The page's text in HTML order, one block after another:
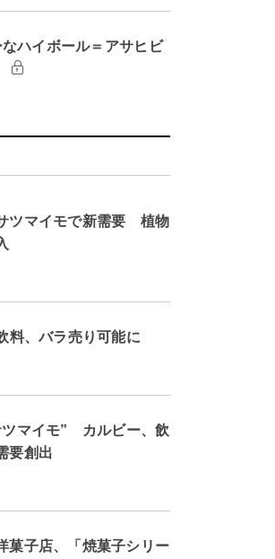
なハイボール＝アサヒビ
ツマイモで新需要 植物
料、バラ売り可能に
ツマイモ” カルビー、飲
要創出
菓子店、「焼菓子シリー